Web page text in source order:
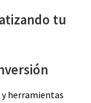
tu
herramientas